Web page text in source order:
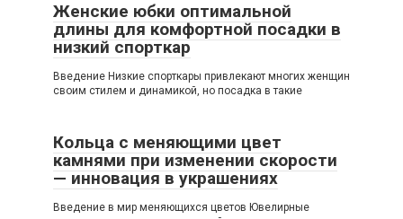
Женские юбки оптимальной
длины для комфортной посадки в
низкий спорткар
Введение Низкие спорткары привлекают многих женщин
своим стилем и динамикой, но посадка в такие
Кольца с меняющими цвет
камнями при изменении скорости
— инновация в украшениях
Введение в мир меняющихся цветов Ювелирные